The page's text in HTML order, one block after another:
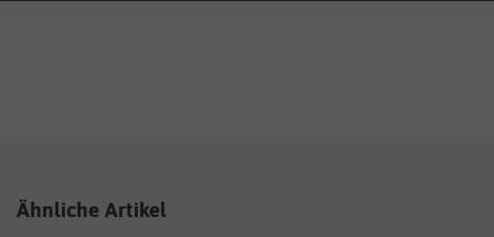
Ähnliche Artikel